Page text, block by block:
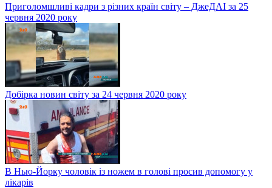
Приголомшливі кадри з різних країн світу – ДжеДАІ за 25
червня 2020 року
Добірка новин світу за 24 червня 2020 року
В Нью-Йорку чоловік із ножем в голові просив допомогу у
лікарів